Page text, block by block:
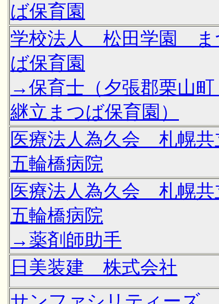
ば保育園
学校法人 松田学園 ま
ば保育園
→保育士（夕張郡栗山町
継立まつば保育園）
医療法人為久会 札幌共
五輪橋病院
医療法人為久会 札幌共
五輪橋病院
→薬剤師助手
日美装建 株式会社